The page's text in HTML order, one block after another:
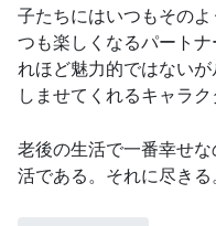
子たちにはいつもその
つも楽しくなるパート
れほど魅力的ではない
しませてくれるキャラク
老後の生活で一番幸せ
活である。それに尽きる